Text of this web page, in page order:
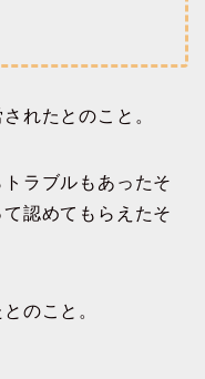
れたとのこと。
ラブルもあったそ
認めてもらえたそ
のこと。